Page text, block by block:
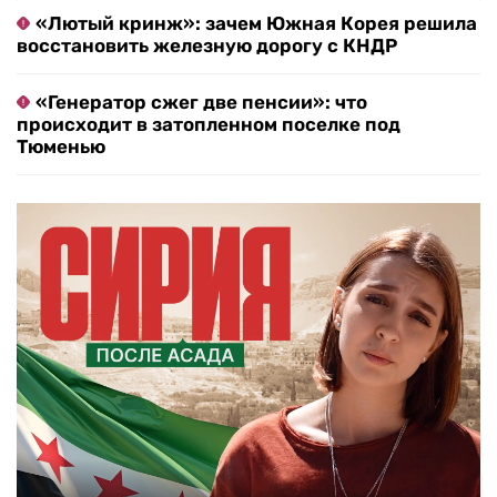
«Лютый кринж»: зачем Южная Корея решила
восстановить железную дорогу с КНДР
«Генератор сжег две пенсии»: что
происходит в затопленном поселке под
Тюменью